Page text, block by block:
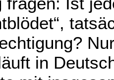
in